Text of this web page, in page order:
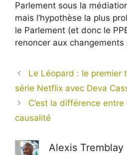
Parlement sous la
mais l’hypothèse la plus
le Parlement (et donc le
renoncer aux changements
Le Léopard : le premier
série Netflix avec Deva
C’est la différence
causalité
Alexis Tremblay